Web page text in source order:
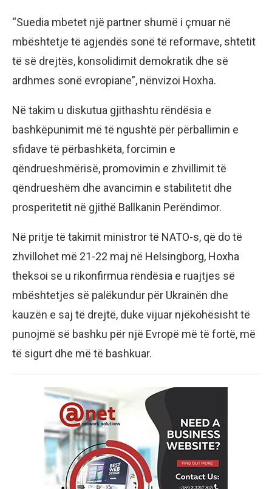
“Suedia mbetet një partner shumë i çmuar në
mbështetje të agjendës sonë të reformave, shtetit
të së drejtës, konsolidimit demokratik dhe së
ardhmes sonë evropiane”, nënvizoi Hoxha.
Në takim u diskutua gjithashtu rëndësia e
bashkëpunimit më të ngushtë për përballimin e
sfidave të përbashkëta, forcimin e
qëndrueshmërisë, promovimin e zhvillimit të
qëndrueshëm dhe avancimin e stabilitetit dhe
prosperitetit në gjithë Ballkanin Perëndimor.
Në pritje të takimit ministror të NATO-s, që do të
zhvillohet më 21-22 maj në Helsingborg, Hoxha
theksoi se u rikonfirmua rëndësia e ruajtjes së
mbështetjes së palëkundur për Ukrainën dhe
kauzën e saj të drejtë, duke vijuar njëkohësisht të
punojmë së bashku për një Evropë më të fortë, më
të sigurt dhe më të bashkuar.